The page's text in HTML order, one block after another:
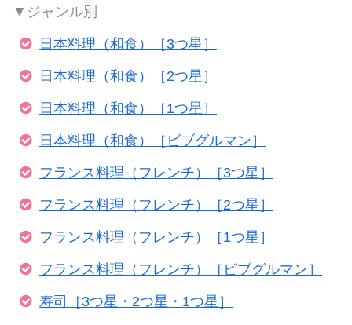
▼ジャンル別
日本料理（和食）［3つ星］
日本料理（和食）［2つ星］
日本料理（和食）［1つ星］
日本料理（和食）［ビブグルマン］
フランス料理（フレンチ）［3つ星］
フランス料理（フレンチ）［2つ星］
フランス料理（フレンチ）［1つ星］
フランス料理（フレンチ）［ビブグルマン］
寿司［3つ星・2つ星・1つ星］